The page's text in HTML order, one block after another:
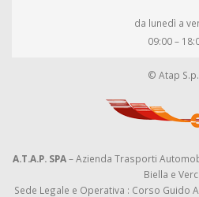
da lunedì a
09:00 –
© Atap
A.T.A.P. SPA– Azienda Trasporti
Biella e
Sede Legale e Operativa : Corso Guido